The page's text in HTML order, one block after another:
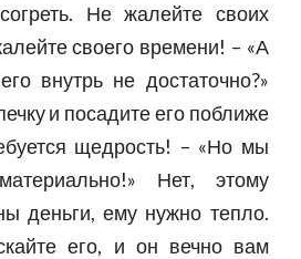
Не жалейте своих
своего времени! – «А
внутрь не достаточно?»
и посадите его поближе
щедрость! – «Но мы
Нет, этому
деньги, ему нужно тепло.
его, и он вечно вам